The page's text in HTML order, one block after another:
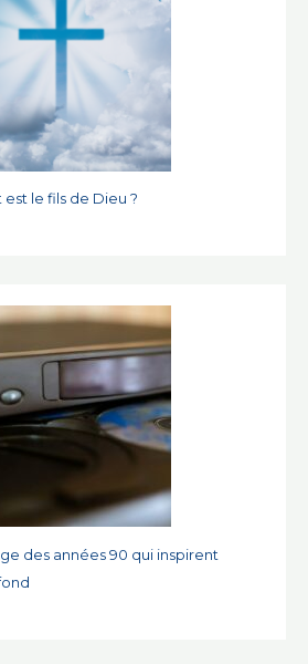
est le fils de Dieu ?
des années 90 qui inspirent